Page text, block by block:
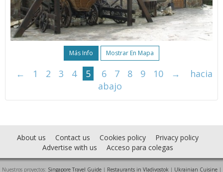
Más Info Mostrar En Mapa
← 1 2 3 4 5 6 7 8 9 10 →
hacia
abajo
About us Contact us Cookies policy
Privacy policy
Advertise with us
Acceso para colegas
Nuestros proyectos: Singapore Travel Guide| Restaurants in Vladivostok | Ukrainian Cuisine|